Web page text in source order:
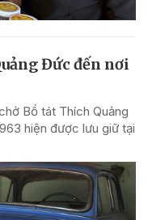
Đức đến nơi
Bồ tát Thích Quảng
hiện được lưu giữ tại